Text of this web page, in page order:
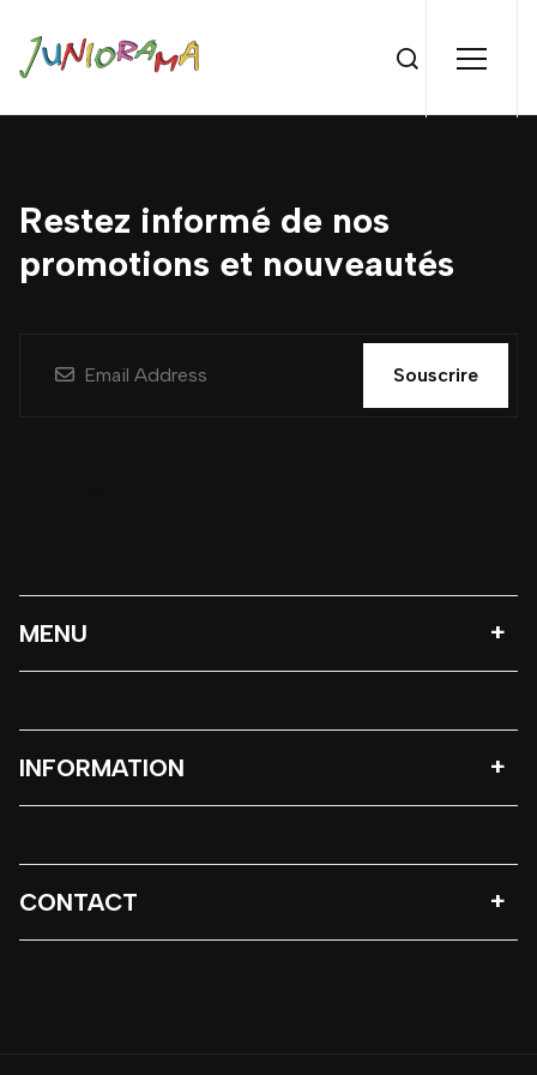
Restez informé de nos
promotions et nouveautés
Souscrire
MENU
INFORMATION
CONTACT